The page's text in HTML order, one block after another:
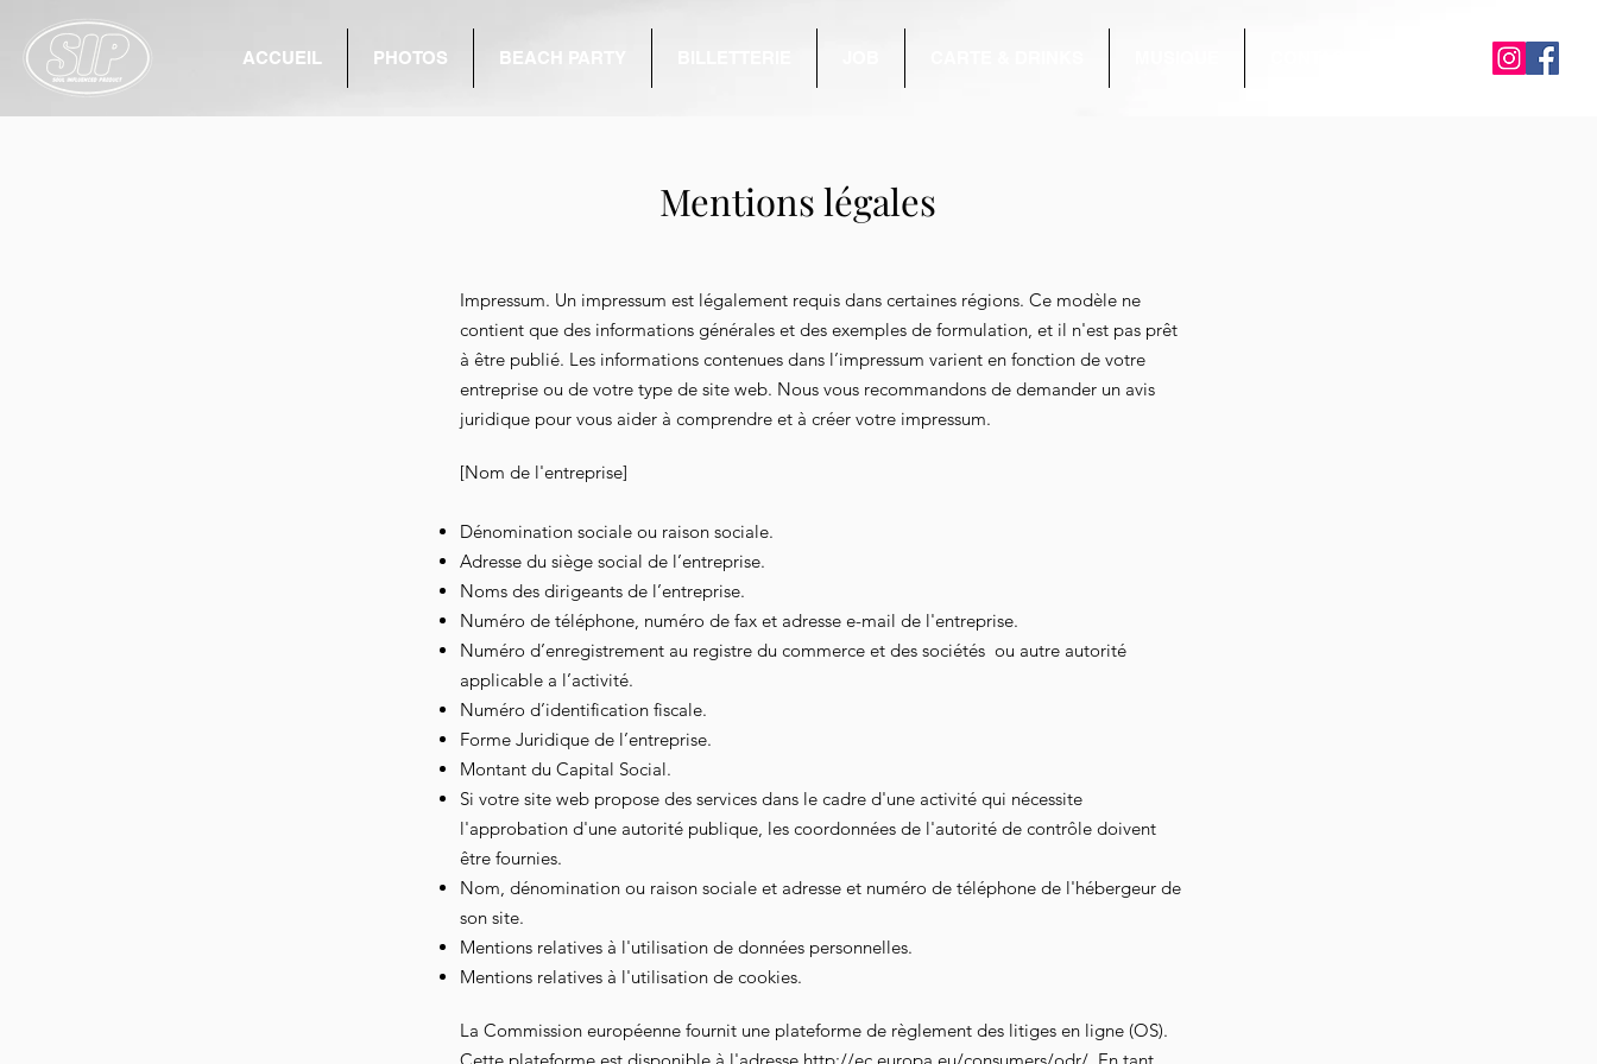
ACCUEIL PHOTOS BEACH PARTY
Mentions légales
Impressum. Un impressum est légalement requis dans certaines régions. Ce modèle ne
contient que des informations générales et des exemples de formulation, et il n'est pas prêt
à être publié. Les informations contenues dans l’impressum varient en fonction de votre
entreprise ou de votre type de site web. Nous vous recommandons de demander un avis
juridique pour vous aider à comprendre et à créer votre impressum.
[Nom de l'entreprise]
Dénomination sociale ou raison sociale.
Adresse du siège social de l’entreprise.
Noms des dirigeants de l’entreprise.
Numéro de téléphone, numéro de fax et adresse e-mail de l'entreprise.
Numéro d’enregistrement au registre du commerce et des sociétés ou autre autorité
applicable a l’activité.
Numéro d’identification fiscale.
Forme Juridique de l’entreprise.
Montant du Capital Social.
Si votre site web propose des services dans le cadre d'une activité qui nécessite
l'approbation d'une autorité publique, les coordonnées de l'autorité de contrôle doivent
être fournies. ​​​
Nom, dénomination ou raison sociale et adresse et numéro de téléphone de l'hébergeur de
son site.
Mentions relatives à l'utilisation de données personnelles.
Mentions relatives à l'utilisation de cookies.
La Commission européenne fournit une plateforme de règlement des litiges en ligne (OS).